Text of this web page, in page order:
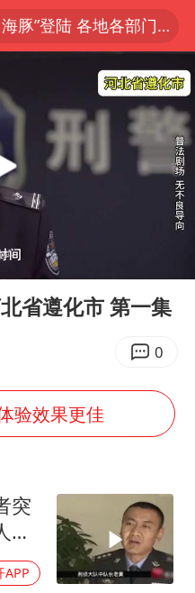
台风“白海豚”登陆 各地各部门全力应对
台继续发布暴雨橙警
费大厨口号更改 不再宣传小炒肉大王
列车临时停运
110 HSE限时降价
上调存款利率
去世 曾出演《狂飙》
防汛四级应急响应
SK海力士回应“或出售重庆工厂”传闻
妈现身香港首映礼
君跟13岁女儿合跳
放假”
省遵化市 第一集
0
验效果更佳
突
震
APP